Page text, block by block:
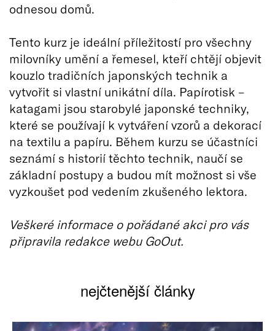
odnesou domů.
Tento kurz je ideální příležitostí pro všechny
milovníky umění a řemesel, kteří chtějí objevit
kouzlo tradičních japonských technik a
vytvořit si vlastní unikátní díla. Papírotisk –
katagami jsou starobylé japonské techniky,
které se používají k vytváření vzorů a dekorací
na textilu a papíru. Během kurzu se účastníci
seznámí s historií těchto technik, naučí se
základní postupy a budou mít možnost si vše
vyzkoušet pod vedením zkušeného lektora.
Veškeré informace o pořádané akci pro vás
připravila redakce webu GoOut.
nejčtenější články